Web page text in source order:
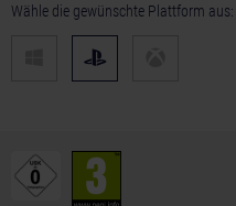
Wähle die gewünschte Plattform aus: